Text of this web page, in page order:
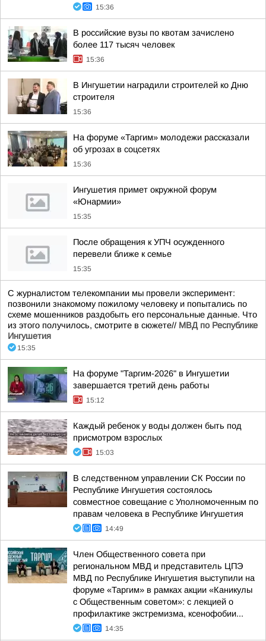
15:36
В российские вузы по квотам зачислено
более 117 тысяч человек
15:36
В Ингушетии наградили строителей ко Дню
строителя
15:36
На форуме «Таргим» молодежи рассказали
об угрозах в соцсетях
15:36
Ингушетия примет окружной форум
«Юнармии»
15:35
После обращения к УПЧ осужденного
перевели ближе к семье
15:35
С журналистом телекомпании мы провели эксперимент:
позвонили знакомому пожилому человеку и попытались по
схеме мошенников раздобыть его персональные данные. Что
из этого получилось, смотрите в сюжете// МВД по Республике
Ингушетия
15:35
На форуме "Таргим-2026" в Ингушетии
завершается третий день работы
15:12
Каждый ребенок у воды должен быть под
присмотром взрослых
15:03
В следственном управлении СК России по
Республике Ингушетия состоялось
совместное совещание с Уполномоченным по
правам человека в Республике Ингушетия
14:49
Член Общественного совета при
региональном МВД и представитель ЦПЭ
МВД по Республике Ингушетия выступили на
форуме «Таргим» в рамках акции «Каникулы
с Общественным советом»: с лекцией о
профилактике экстремизма, ксенофобии...
14:35